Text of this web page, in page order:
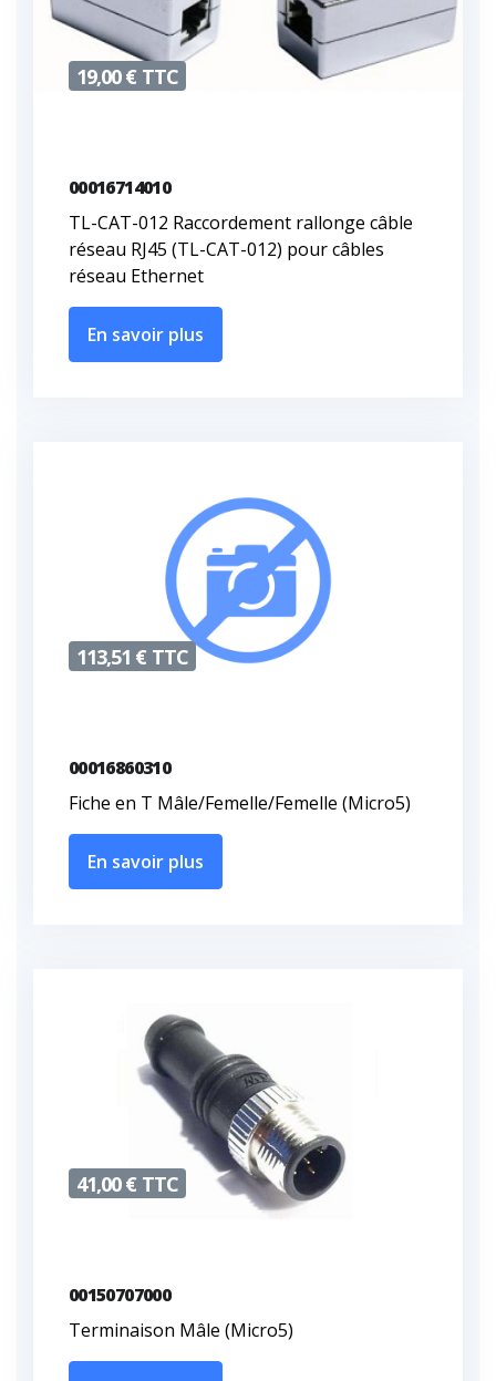
19,00 € TTC
00016714010
TL-CAT-012 Raccordement rallonge câble
réseau RJ45 (TL-CAT-012) pour câbles
réseau Ethernet
En savoir plus
113,51 € TTC
00016860310
Fiche en T Mâle/Femelle/Femelle (Micro5)
En savoir plus
41,00 € TTC
00150707000
Terminaison Mâle (Micro5)